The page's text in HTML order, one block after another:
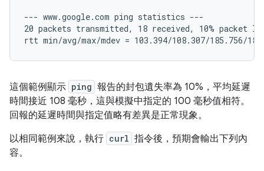
--- www.google.com ping statistics ---
20 packets transmitted, 18 received, 10% packet
這個範例顯示 ping 報告的封包遺失率為 10%，平均延遲
時間接近 108 毫秒，這與模擬中指定的 100 毫秒值相符。
回報的延遲時間與指定值略有差異是正常現象。
以相同範例來說，執行 curl 指令後，預期會輸出下列內
容。